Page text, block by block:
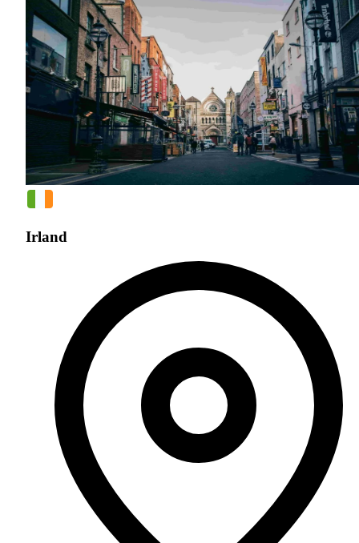
Irland